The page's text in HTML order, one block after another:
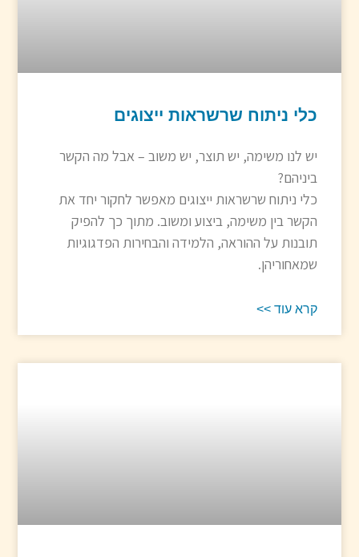
כלי ניתוח שרשראות ייצוגים
יש לנו משימה, יש תוצר, יש משוב – אבל מה הקשר
ביניהם?
כלי ניתוח שרשראות ייצוגים מאפשר לחקור יחד את
הקשר בין משימה, ביצוע ומשוב. מתוך כך להפיק
תובנות על ההוראה, הלמידה והבחירות הפדגוגיות
שמאחוריהן.
קרא עוד >>